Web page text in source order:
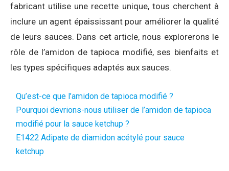
fabricant utilise une recette unique, tous cherchent à
inclure un agent épaississant pour améliorer la qualité
de leurs sauces. Dans cet article, nous explorerons le
rôle de l’amidon de tapioca modifié, ses bienfaits et
les types spécifiques adaptés aux sauces.
Qu’est-ce que l’amidon de tapioca modifié ?
Pourquoi devrions-nous utiliser de l’amidon de tapioca
modifié pour la sauce ketchup ?
E1422 Adipate de diamidon acétylé pour sauce
ketchup